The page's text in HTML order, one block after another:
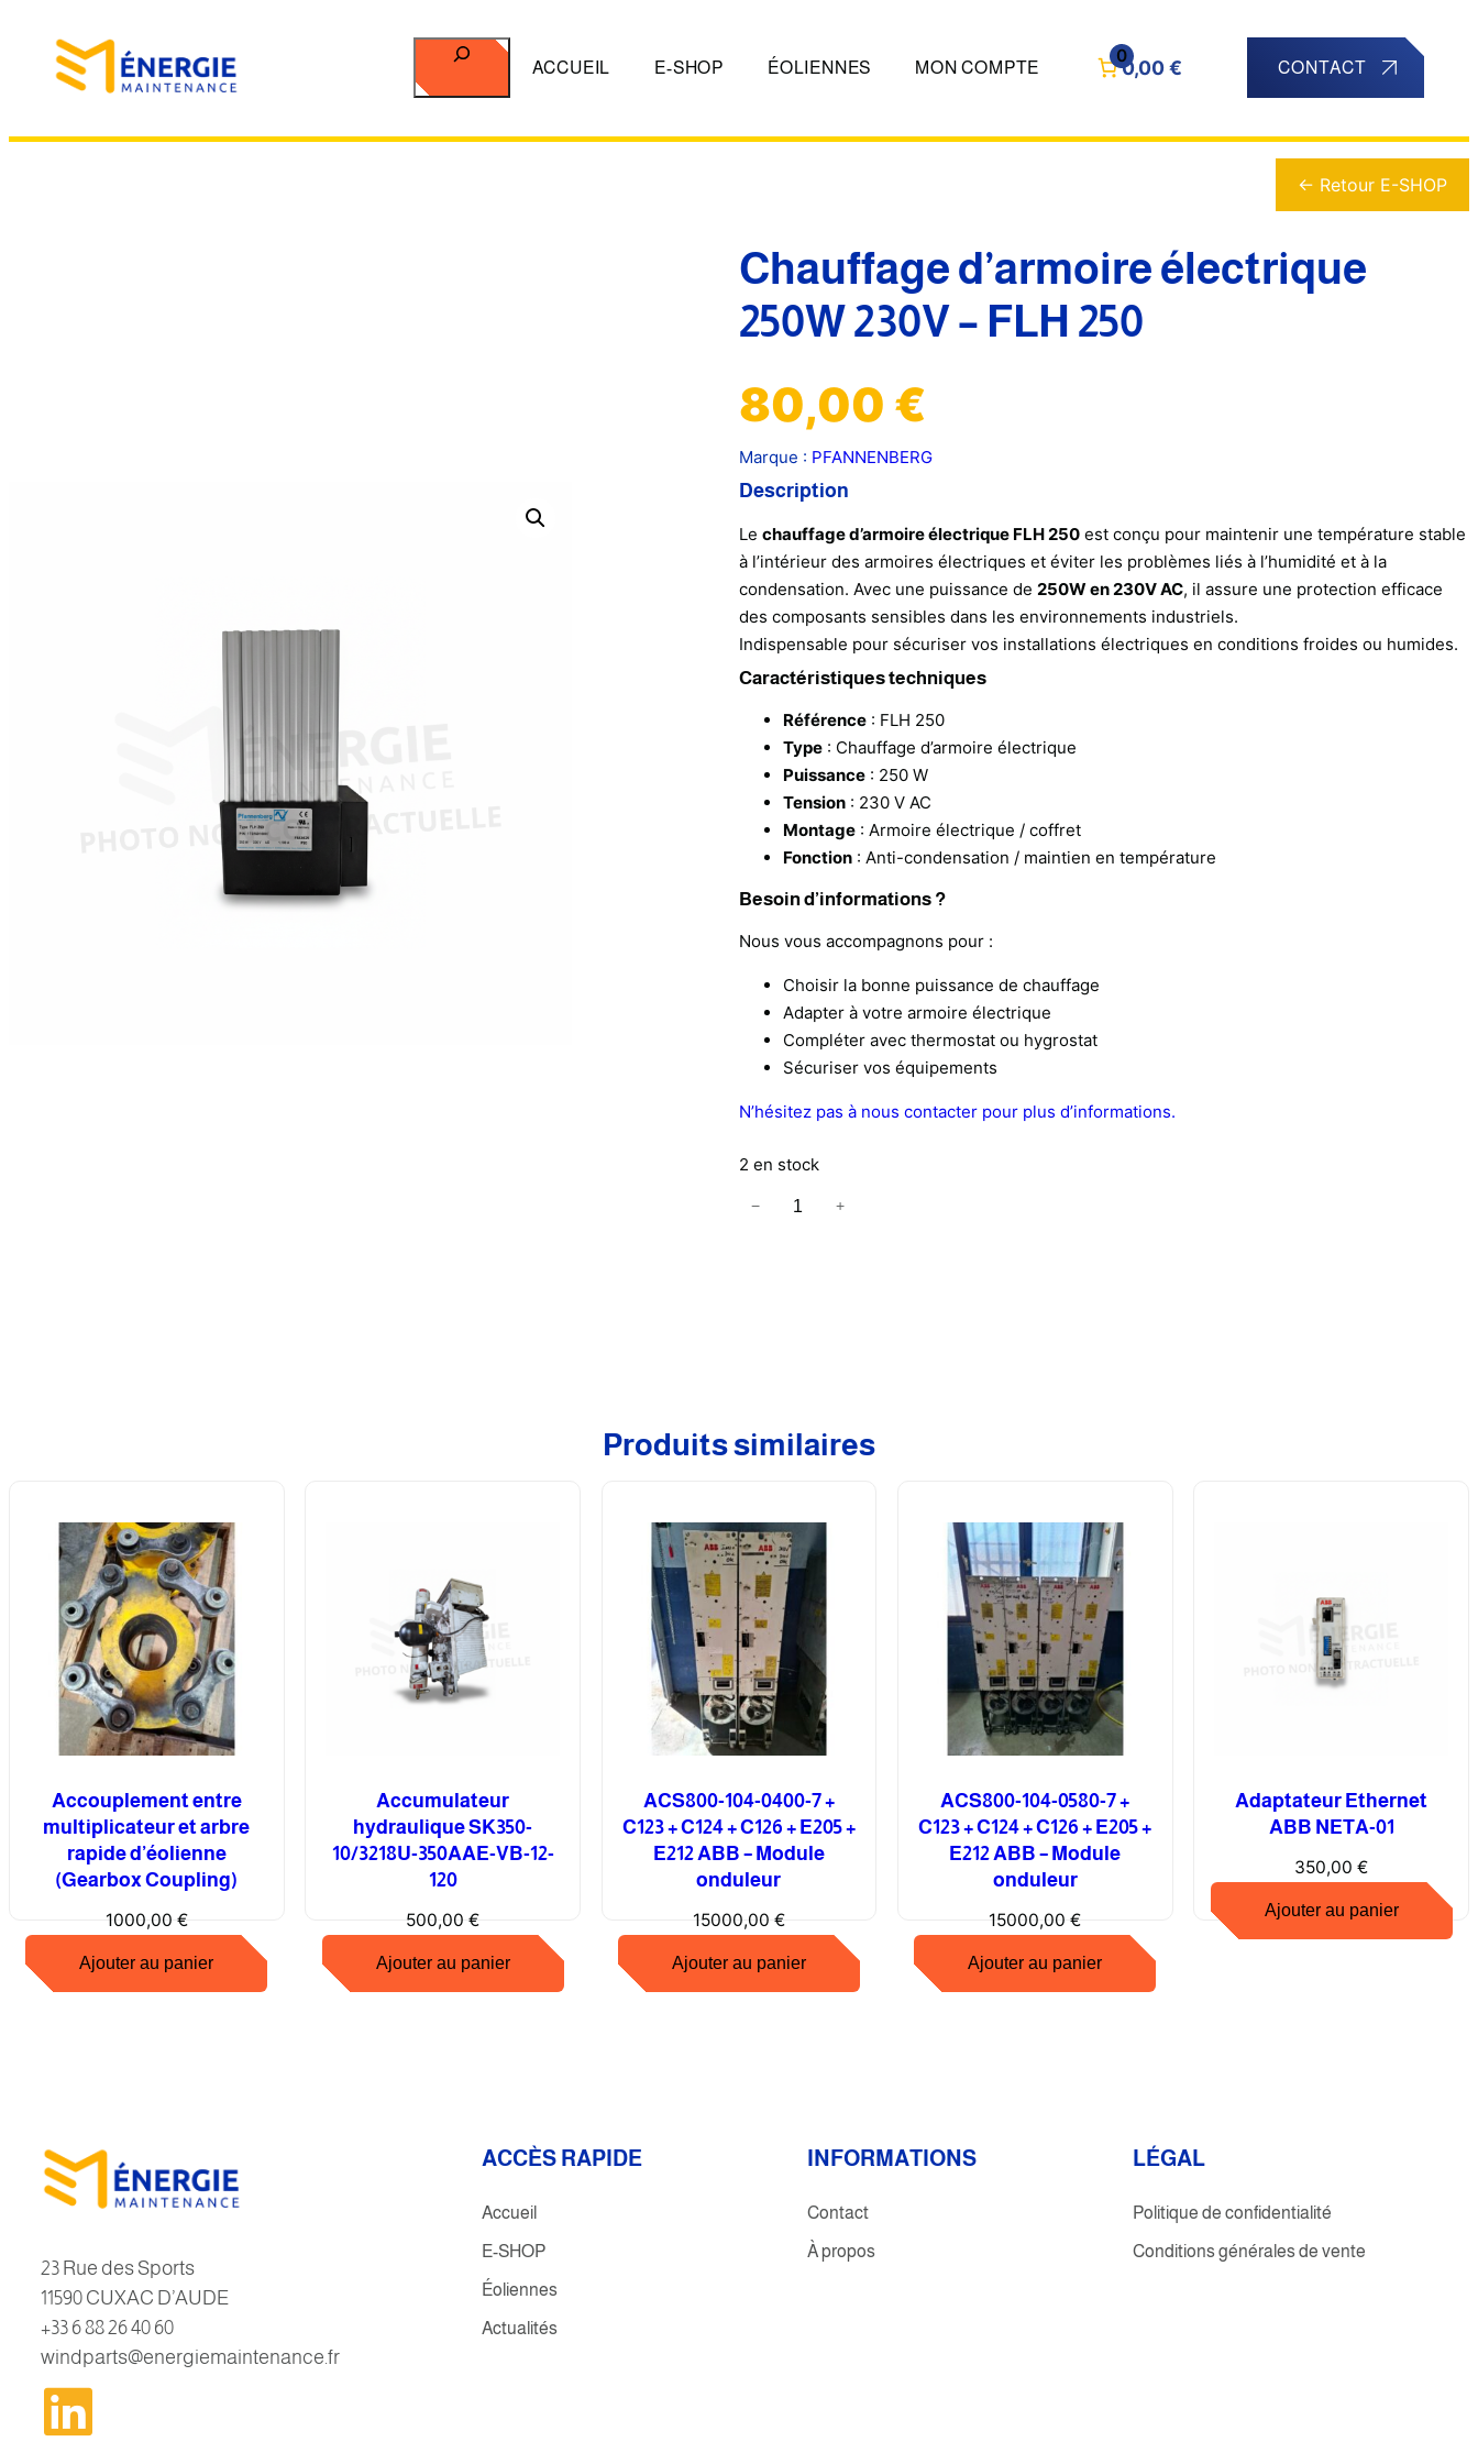
Rechercher
ACCUEIL E-SHOP ÉOLIENNES MON COMPTE
0
0,00 € CONTACT
← Retour E-SHOP
Chauffage d’armoire électrique
250W 230V – FLH 250
80,00 €
Marque : PFANNENBERG
Description
Le chauffage d’armoire électrique FLH 250 est conçu pour maintenir une température stable
à l’intérieur des armoires électriques et éviter les problèmes liés à l’humidité et à la
condensation. Avec une puissance de 250W en 230V AC, il assure une protection efficace
des composants sensibles dans les environnements industriels.
Indispensable pour sécuriser vos installations électriques en conditions froides ou humides.
Caractéristiques techniques
Référence : FLH 250
Type : Chauffage d’armoire électrique
Puissance : 250 W
Tension : 230 V AC
Montage : Armoire électrique / coffret
Fonction : Anti-condensation / maintien en température
Besoin d’informations ?
Nous vous accompagnons pour :
Choisir la bonne puissance de chauffage
Adapter à votre armoire électrique
Compléter avec thermostat ou hygrostat
Sécuriser vos équipements
N’hésitez pas à nous contacter pour plus d’informations.
2 en stock
e
a
f
f
a
g
e
d
’
r
m
o
r
− +
Produits similaires
Accouplement entre
multiplicateur et arbre
rapide d’éolienne
(Gearbox Coupling)
1000,00 €
Ajouter au panier
Accumulateur
hydraulique SK350-
10/3218U-350AAE-VB-12-
120
500,00€
Ajouter au panier
ACS800-104-0400-7 +
C123 + C124 + C126 + E205 +
E212 ABB – Module
onduleur
15000,00 €
Ajouter au panier
ACS800-104-0580-7 +
C123 + C124 + C126 + E205 +
E212 ABB – Module
onduleur
15000,00€
Ajouter au panier
Adaptateur Ethernet
ABB NETA-01
350,00€
Ajouter au panier
23 Rue des Sports
11590 CUXAC D’AUDE
+33 6 88 26 40 60
windparts@energiemaintenance.fr
ACCÈS RAPIDE
Accueil
E-SHOP
Éoliennes
Actualités
INFORMATIONS
Contact
À propos
LÉGAL
Politique de confidentialité
Conditions générales de vente